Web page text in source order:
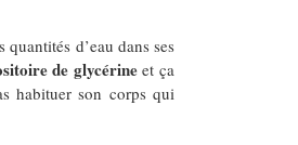
quantités d’eau dans ses
de glycérineet ça
habituer son corps qui